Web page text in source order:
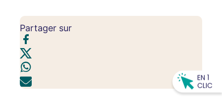
Partager sur
EN 1
CLIC